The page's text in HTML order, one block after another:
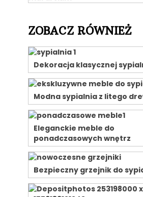
ZOBACZ RÓWNIEŻ
Dekoracja klasycznej
Modna sypialnia z litego
Eleganckie meble do
ponadczasowych wnętrz
Bezpieczny grzejnik do